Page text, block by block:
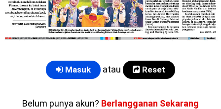
Masuk atau Reset
Belum punya akun? Berlangganan Sekarang